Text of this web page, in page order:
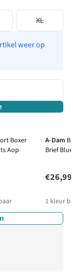
XL
weer op
Boxer
Aop
A-Dam
Brief
€26,99
1 kleur